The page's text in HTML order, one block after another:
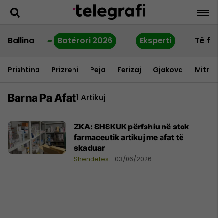
Ballina Botërori 2026 Eksperti Të
Prishtina Prizreni Peja Ferizaj Gjakova
Barna Pa Afat1 Artikuj
ZKA: SHSKUK përfshiu në stok
farmaceutik artikuj me afat të
skaduar
Shëndetësi 03/06/2026